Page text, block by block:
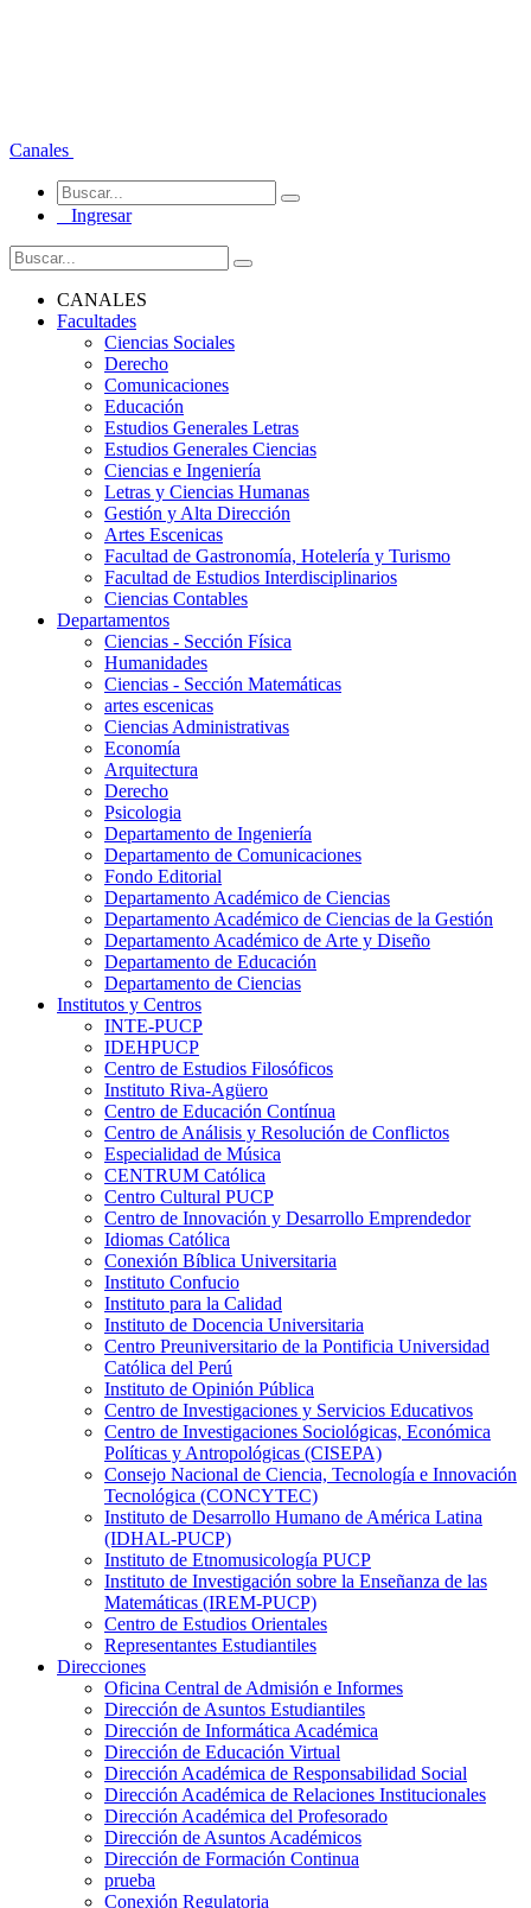
Canales
Ingresar
CANALES
Facultades
Ciencias Sociales
Derecho
Comunicaciones
Educación
Estudios Generales Letras
Estudios Generales Ciencias
Ciencias e Ingeniería
Letras y Ciencias Humanas
Gestión y Alta Dirección
Artes Escenicas
Facultad de Gastronomía, Hotelería y Turismo
Facultad de Estudios Interdisciplinarios
Ciencias Contables
Departamentos
Ciencias - Sección Física
Humanidades
Ciencias - Sección Matemáticas
artes escenicas
Ciencias Administrativas
Economía
Arquitectura
Derecho
Psicologia
Departamento de Ingeniería
Departamento de Comunicaciones
Fondo Editorial
Departamento Académico de Ciencias
Departamento Académico de Ciencias de la Gestión
Departamento Académico de Arte y Diseño
Departamento de Educación
Departamento de Ciencias
Institutos y Centros
INTE-PUCP
IDEHPUCP
Centro de Estudios Filosóficos
Instituto Riva-Agüero
Centro de Educación Contínua
Centro de Análisis y Resolución de Conflictos
Especialidad de Música
CENTRUM Católica
Centro Cultural PUCP
Centro de Innovación y Desarrollo Emprendedor
Idiomas Católica
Conexión Bíblica Universitaria
Instituto Confucio
Instituto para la Calidad
Instituto de Docencia Universitaria
Centro Preuniversitario de la Pontificia Universidad
Católica del Perú
Instituto de Opinión Pública
Centro de Investigaciones y Servicios Educativos
Centro de Investigaciones Sociológicas, Económica
Políticas y Antropológicas (CISEPA)
Consejo Nacional de Ciencia, Tecnología e Innovación
Tecnológica (CONCYTEC)
Instituto de Desarrollo Humano de América Latina
(IDHAL-PUCP)
Instituto de Etnomusicología PUCP
Instituto de Investigación sobre la Enseñanza de las
Matemáticas (IREM-PUCP)
Centro de Estudios Orientales
Representantes Estudiantiles
Direcciones
Oficina Central de Admisión e Informes
Dirección de Asuntos Estudiantiles
Dirección de Informática Académica
Dirección de Educación Virtual
Dirección Académica de Responsabilidad Social
Dirección Académica de Relaciones Institucionales
Dirección Académica del Profesorado
Dirección de Asuntos Académicos
Dirección de Formación Continua
prueba
Conexión Regulatoria